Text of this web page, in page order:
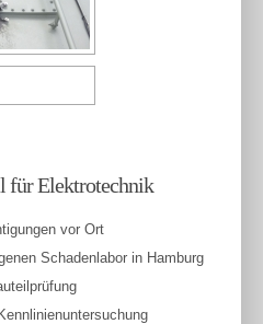
für Elektrotechnik
vor Ort
Schadenlabor in Hamburg